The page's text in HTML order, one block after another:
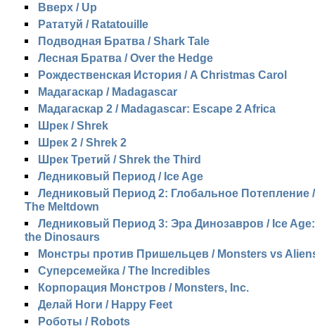
Вверх / Up
Рататуй / Ratatouille
Подводная Братва / Shark Tale
Лесная Братва / Over the Hedge
Рождественская История / A Christmas Carol
Мадагаскар / Madagascar
Мадагаскар 2 / Madagascar: Escape 2 Africa
Шрек / Shrek
Шрек 2 / Shrek 2
Шрек Третий / Shrek the Third
Ледниковый Период / Ice Age
Ледниковый Период 2: Глобальное Потепление
The Meltdown
Ледниковый Период 3: Эра Динозавров / Ice
the Dinosaurs
Монстры против Пришельцев / Monsters vs
Суперсемейка / The Incredibles
Корпорация Монстров / Monsters, Inc.
Делай Ноги / Happy Feet
Роботы / Robots